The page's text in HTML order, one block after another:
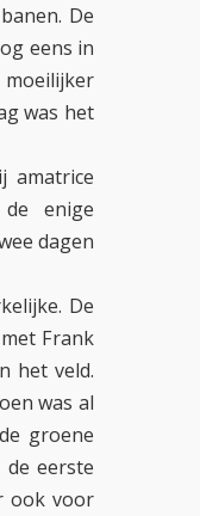
De
eens in
moeilijker
was het
amatrice
enige
dagen
De
Frank
het veld.
was al
groene
eerste
ook voor